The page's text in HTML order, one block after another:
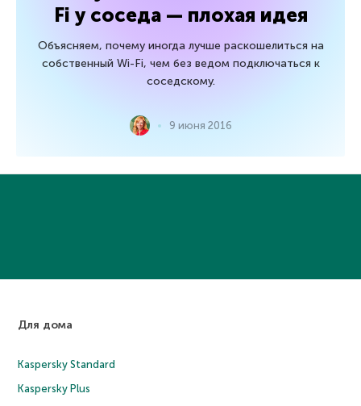
Fi у соседа — плохая идея
Объясняем, почему иногда лучше раскошелиться на
собственный Wi-Fi, чем без ведом подключаться к
соседскому.
9 июня 2016
Для дома
Kaspersky Standard
Kaspersky Plus